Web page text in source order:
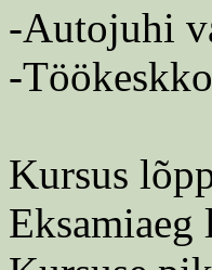
-Autojuhi
-
Kursus